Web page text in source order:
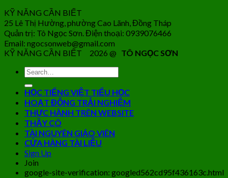
KỸ NĂNG CẦN BIẾT
25 Lê Thị Hường, phường Cao Lãnh, Đồng Tháp
Quản trị: Tô Ngọc Sơn. Điện thoại: 0939076466
Email: ngocsonweb@gmail.com
KỸ NĂNG CẦN BIẾT 2026 @ TÔ NGỌC SƠN
HỌC TIẾNG VIỆT TIỂU HỌC
HOẠT ĐỘNG TRẢI NGHIỆM
THỰC HÀNH TRÊN WEBSITE
THẦY CÔ
TÀI NGUYÊN GIÁO VIÊN
CỬA HÀNG TÀI LIỆU
Sign Up
Join
google-site-verification: googled562cd95f436163c.html